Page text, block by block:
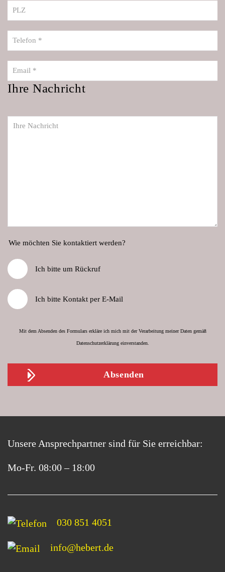
PLZ
Telefon *
Email *
Ihre Nachricht
Ihre Nachricht
Wie möchten Sie kontaktiert werden?
Ich bitte um Rückruf
Ich bitte Kontakt per E-Mail
Mit dem Absenden des Formulars erkläre ich mich mit der Verarbeitung meiner Daten gemäß
Datenschutzerklärungeinverstanden.
Unsere Ansprechpartner sind für Sie erreichbar:
Mo-Fr. 08:00 – 18:00
030 851 4051
info@hebert.de